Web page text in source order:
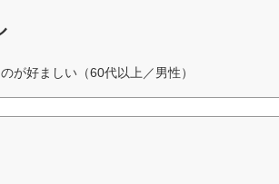
が好ましい（60代以上／男性）